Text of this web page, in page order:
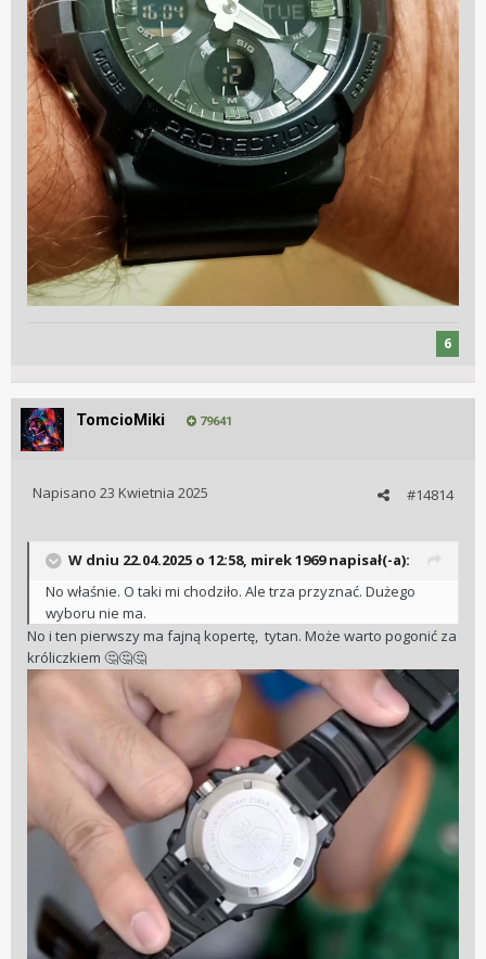
6
TomcioMiki 79641
#14814
Napisano 23 Kwietnia 2025
W dniu 22.04.2025 o 12:58, mirek 1969napisał(-a):
No właśnie. O taki mi chodziło. Ale trza przyznać. Dużego
wyboru nie ma.
No i ten pierwszy ma fajną kopertę, tytan. Może warto pogonić za
króliczkiem 🤔🤔🤔